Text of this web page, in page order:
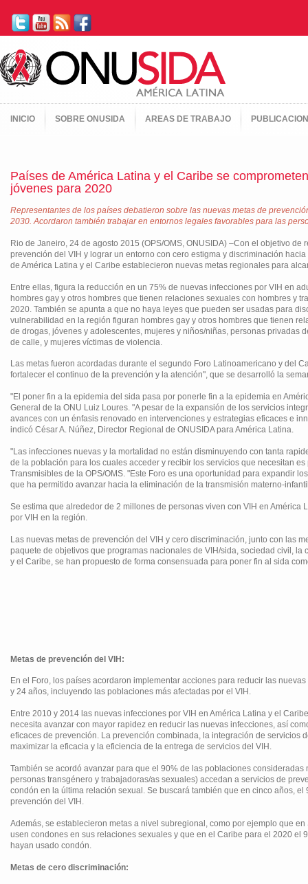
INICIO SOBRE ONUSIDA AREAS DE TRABAJO
Países de América Latina y el Caribe se
jóvenes para 2020
Representantes de los países debatieron sobre las nuevas metas de
2030. Acordaron también trabajar en entornos legales favorables para las
Rio de Janeiro, 24 de agosto 2015 (OPS/OMS, ONUSIDA) –Con el objetivo
prevención del VIH y lograr un entorno con cero estigma y discriminación
de América Latina y el Caribe establecieron nuevas metas regionales para
Entre ellas, figura la reducción en un 75% de nuevas infecciones por VIH en
hombres gay y otros hombres que tienen relaciones sexuales con hombres y
2020. También se apunta a que no haya leyes que pueden ser usadas para
vulnerabilidad en la región figuran hombres gay y otros hombres que tienen
de drogas, jóvenes y adolescentes, mujeres y niños/niñas, personas
de calle, y mujeres víctimas de violencia.
Las metas fueron acordadas durante el segundo Foro Latinoamericano y del
fortalecer el continuo de la prevención y la atención", que se desarrolló la
"El poner fin a la epidemia del sida pasa por ponerle fin a la epidemia en
General de la ONU Luiz Loures. "A pesar de la expansión de los servicios
avances con un énfasis renovado en intervenciones y estrategias eficaces e
indicó César A. Núñez, Director Regional de ONUSIDA para América Latina.
"Las infecciones nuevas y la mortalidad no están disminuyendo con tanta
de la población para los cuales acceder y recibir los servicios que necesitan
Transmisibles de la OPS/OMS. "Este Foro es una oportunidad para expandir
que ha permitido avanzar hacia la eliminación de la transmisión materno-
Se estima que alrededor de 2 millones de personas viven con VIH en
por VIH en la región.
Las nuevas metas de prevención del VIH y cero discriminación, junto con las
paquete de objetivos que programas nacionales de VIH/sida, sociedad civil,
y el Caribe, se han propuesto de forma consensuada para poner fin al sida
Metas de prevención del VIH:
En el Foro, los países acordaron implementar acciones para reducir las
y 24 años, incluyendo las poblaciones más afectadas por el VIH.
Entre 2010 y 2014 las nuevas infecciones por VIH en América Latina y el
necesita avanzar con mayor rapidez en reducir las nuevas infecciones, así
eficaces de prevención. La prevención combinada, la integración de
maximizar la eficacia y la eficiencia de la entrega de servicios del VIH.
También se acordó avanzar para que el 90% de las poblaciones
personas transgénero y trabajadoras/as sexuales) accedan a servicios de
condón en la última relación sexual. Se buscará también que en cinco años,
prevención del VIH.
Además, se establecieron metas a nivel subregional, como por ejemplo que
usen condones en sus relaciones sexuales y que en el Caribe para el 2020
hayan usado condón.
Metas de cero discriminación: